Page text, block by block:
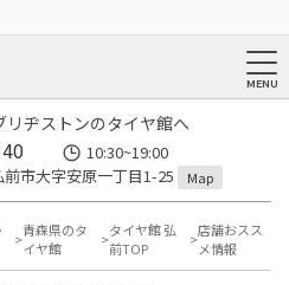
ヂストンのタイヤ館へ
10:30~19:00
市大字安原一丁目1-25
Map
青森県のタ
イヤ館
タイヤ館 弘
前TOP
店舗おスス
メ情報